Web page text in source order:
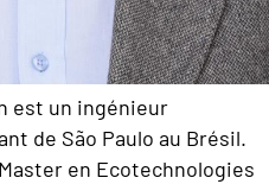
est un ingénieur
de São Paulo au Brésil.
en Ecotechnologies